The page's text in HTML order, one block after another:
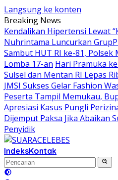
Langsung ke konten
Breaking News
Kendalikan Hipertensi Lewat
Nuhrintama Luncurkan
Sambut HUT RI ke-81,
Lomba 17-an Hari Pramuka
Sulsel dan Mentan RI Lepas
JMSI Sukses Gelar Fashion
Peserta Tampil Memukau,
Apresiasi Kasus Pungli
Dijemput Paksa Jika Abaikan
Penyidik
IndeksKontak